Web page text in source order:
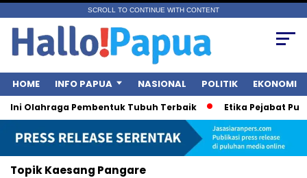
SCROLL TO CONTINUE WITH CONTENT
HOME INFO PAPUA NASIONAL POLITIK EKONOMI
Olahraga Pembentuk Tubuh Terbaik Etika Pejabat
TopikKaesang Pangare